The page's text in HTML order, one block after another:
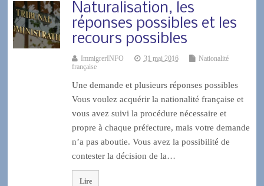
Naturalisation, les
réponses possibles et les
recours possibles
ImmigrerINFO 31 mai 2016
Nationalité
française
Une demande et plusieurs réponses possibles
Vous voulez acquérir la nationalité française et
vous avez suivi la procédure nécessaire et
propre à chaque préfecture, mais votre demande
n’a pas aboutie. Vous avez la possibilité de
contester la décision de la…
Lire